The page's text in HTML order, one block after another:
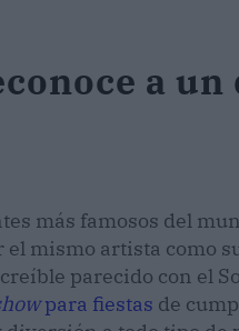
a un
más famosos del
mismo artista como
parecido con el
para fiestas de